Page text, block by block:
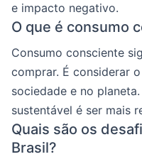
e impacto negativo.
O que é consumo
Consumo consciente
comprar. É considerar
sociedade e no
sustentável é ser mais
Quais são os
Brasil?